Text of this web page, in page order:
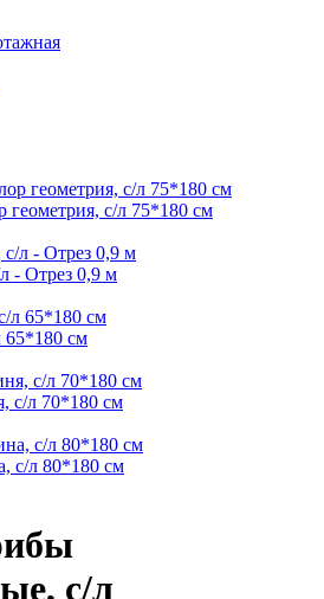
геометрия, с/л 75*180 см
- Отрез 0,9 м
65*180 см
с/л 70*180 см
с/л 80*180 см
с/л